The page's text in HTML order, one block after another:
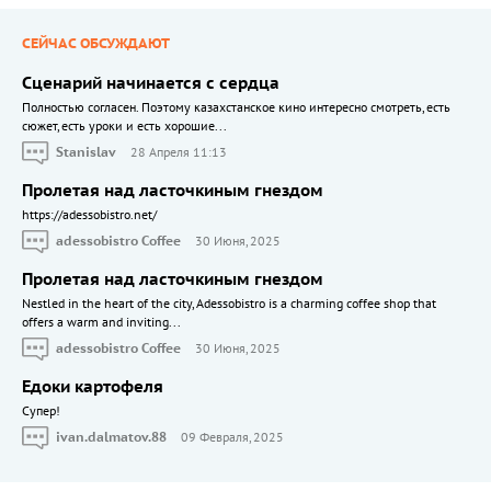
СЕЙЧАС ОБСУЖДАЮТ
Сценарий начинается с сердца
Полностью согласен. Поэтому казахстанское кино интересно смотреть, есть
сюжет, есть уроки и есть хорошие...
Stanislav
28 Апреля 11:13
Пролетая над ласточкиным гнездом
https://adessobistro.net/
adessobistro Coffee
30 Июня, 2025
Пролетая над ласточкиным гнездом
Nestled in the heart of the city, Adessobistro is a charming coffee shop that
offers a warm and inviting...
adessobistro Coffee
30 Июня, 2025
Едоки картофеля
Cупер!
ivan.dalmatov.88
09 Февраля, 2025